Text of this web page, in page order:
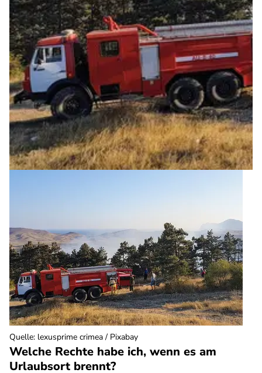
Welche Rechte habe ich, wenn es am
Urlaubsort brennt?
Quelle: lexusprime crimea / Pixabay